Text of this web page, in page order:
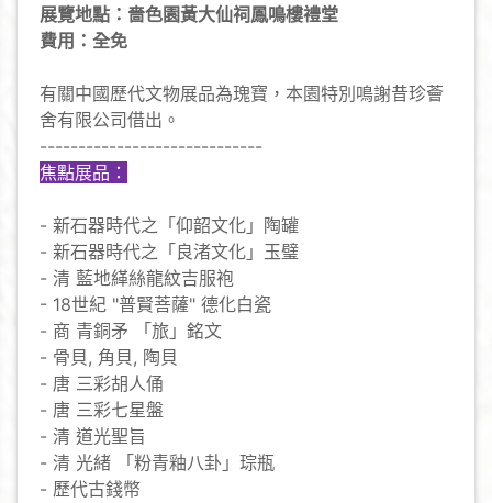
展覽地點：嗇色園黃大仙祠鳳鳴樓禮堂
費用：全免
有關中國歷代文物展品為瑰寶，本園特別鳴謝昔珍薈
舍有限公司借出。
-----------------------------
焦點展品：
- 新石器時代之「仰韶文化」陶罐
- 新石器時代之「良渚文化」玉璧
- 清 藍地緙絲龍紋吉服袍
- 18世紀 "普賢菩薩" 德化白瓷
- 商 青銅矛 「旅」銘文
- 骨貝, 角貝, 陶貝
- 唐 三彩胡人俑
- 唐 三彩七星盤
- 清 道光聖旨
- 清 光緒 「粉青釉八卦」琮瓶
- 歷代古錢幣